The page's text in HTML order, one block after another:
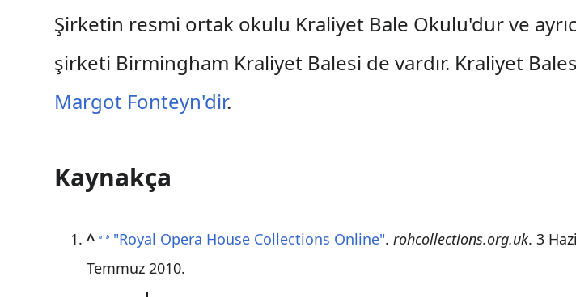
Şirketin resmi ortak okulu Kraliyet Bale Okulu'dur ve
şirketi Birmingham Kraliyet Balesi de vardır. Kraliyet
Margot Fonteyn'dir.
Kaynakça
^ a b "Royal Opera House Collections Online".rohcollections.org.uk. 3
Temmuz 2010.